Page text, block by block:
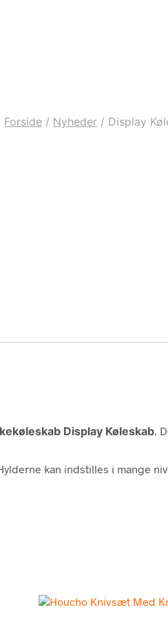
Forside / Nyheder / Display
Display Køleskab.
kan indstilles i mange